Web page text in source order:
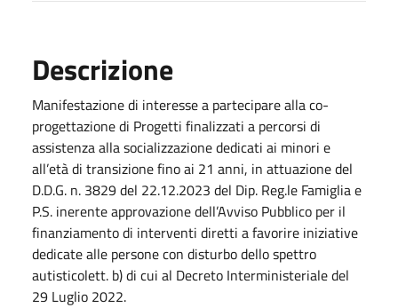
Descrizione
Manifestazione di interesse a partecipare alla co-
progettazione di Progetti finalizzati a percorsi di
assistenza alla socializzazione dedicati ai minori e
all’età di transizione fino ai 21 anni, in attuazione del
D.D.G. n. 3829 del 22.12.2023 del Dip. Reg.le Famiglia e
P.S. inerente approvazione dell’Avviso Pubblico per il
finanziamento di interventi diretti a favorire iniziative
dedicate alle persone con disturbo dello spettro
autisticolett. b) di cui al Decreto Interministeriale del
29 Luglio 2022.